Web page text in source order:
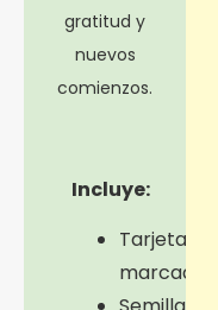
gratitud y
nuevos
comienzos.
Incluye:
Tarjeta
marcada